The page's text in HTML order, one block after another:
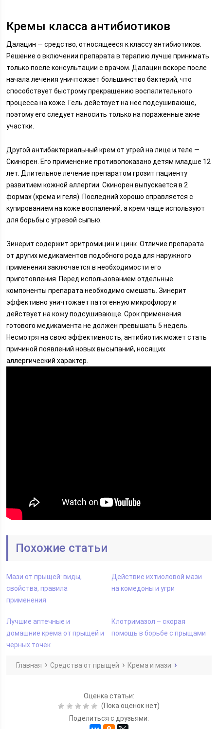
Кремы класса антибиотиков
Далацин — средство, относящееся к классу антибиотиков.
Решение о включении препарата в терапию лучше принимать
только после консультации с врачом. Далацин вскоре после
начала лечения уничтожает большинство бактерий, что
способствует быстрому прекращению воспалительного
процесса на коже. Гель действует на нее подсушивающе,
поэтому его следует наносить только на пораженные акне
участки.
Другой антибактериальный крем от угрей на лице и теле —
Скинорен. Его применение противопоказано детям младше 12
лет. Длительное лечение препаратом грозит пациенту
развитием кожной аллергии. Скинорен выпускается в 2
формах (крема и геля). Последний хорошо справляется с
купированием на коже воспалений, а крем чаще используют
для борьбы с угревой сыпью.
Зинерит содержит эритромицин и цинк. Отличие препарата
от других медикаментов подобного рода для наружного
применения заключается в необходимости его
приготовления. Перед использованием отдельные
компоненты препарата необходимо смешать. Зинерит
эффективно уничтожает патогенную микрофлору и
действует на кожу подсушивающе. Срок применения
готового медикамента не должен превышать 5 недель.
Несмотря на свою эффективность, антибиотик может стать
причиной появлений новых высыпаний, носящих
аллергический характер.
Похожие статьи
Мази от прыщей: виды,
свойства, правила
применения
Действие ихтиоловой мази
на комедоны и угри
Лучшие аптечные и
домашние крема от прыщей и
черных точек
Клотримазол – скорая
помощь в борьбе с прыщами
Главная Средства от прыщей Крема и мази
Оценка статьи:
(Пока оценок нет)
Поделиться с друзьями: